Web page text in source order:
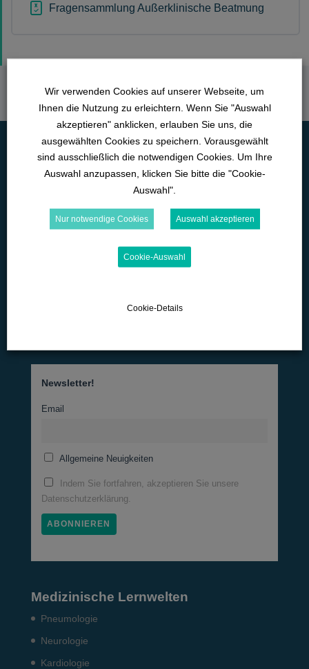
Fragensammlung Außerklinische Beatmung
Newsletter!
Email
Allgemeine Neuigkeiten
Indem Sie fortfahren, akzeptieren Sie unsere
Datenschutzerklärung.
Medizinische Lernwelten
Pneumo­logie
Neurologie
Kardiologie
Wir verwenden Cookies auf unserer Webseite, um
Ihnen die Nutzung zu erleichtern. Wenn Sie "Auswahl
akzeptieren" anklicken, erlauben Sie uns, die
ausgewählten Cookies zu speichern. Vorausgewählt
sind ausschließlich die notwendigen Cookies. Um Ihre
Auswahl anzupassen, klicken Sie bitte die "Cookie-
Auswahl".
Nur notwendige Cookies Auswahl akzeptieren
Cookie-Auswahl
Cookie-Details